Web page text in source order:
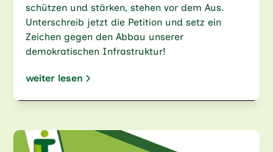
schützen und stärken, stehen vor dem Aus.
Unterschreib jetzt die Petition und setz ein
Zeichen gegen den Abbau unserer
demokratischen Infrastruktur!
weiter lesen